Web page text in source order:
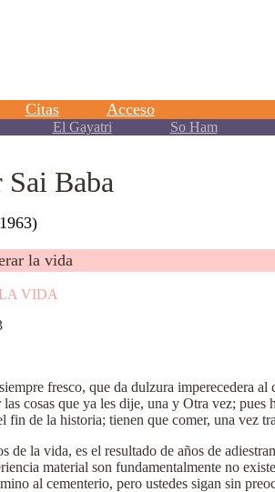
Sai Baba
la vida
VIDA
fresco, que da dulzura imperecedera
cosas que ya les dije, una y Otra vez; pues
de la historia; tienen que comer, una vez
la vida, es el resultado de años de
material son fundamentalmente no
al cementerio, pero ustedes sigan sin